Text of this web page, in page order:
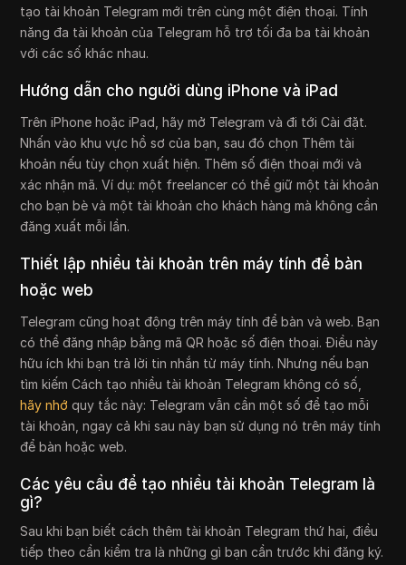
tạo tài khoản Telegram mới trên cùng một điện thoại. Tính
năng đa tài khoản của Telegram hỗ trợ tối đa ba tài khoản
với các số khác nhau.
Hướng dẫn cho người dùng iPhone và iPad
Trên iPhone hoặc iPad, hãy mở Telegram và đi tới Cài đặt.
Nhấn vào khu vực hồ sơ của bạn, sau đó chọn Thêm tài
khoản nếu tùy chọn xuất hiện. Thêm số điện thoại mới và
xác nhận mã. Ví dụ: một freelancer có thể giữ một tài khoản
cho bạn bè và một tài khoản cho khách hàng mà không cần
đăng xuất mỗi lần.
Thiết lập nhiều tài khoản trên máy tính để bàn
hoặc web
Telegram cũng hoạt động trên máy tính để bàn và web. Bạn
có thể đăng nhập bằng mã QR hoặc số điện thoại. Điều này
hữu ích khi bạn trả lời tin nhắn từ máy tính. Nhưng nếu bạn
tìm kiếm Cách tạo nhiều tài khoản Telegram không có số,
hãy nhớ quy tắc này: Telegram vẫn cần một số để tạo mỗi
tài khoản, ngay cả khi sau này bạn sử dụng nó trên máy tính
để bàn hoặc web.
Các yêu cầu để tạo nhiều tài khoản Telegram là
gì?
Sau khi bạn biết cách thêm tài khoản Telegram thứ hai, điều
tiếp theo cần kiểm tra là những gì bạn cần trước khi đăng ký.